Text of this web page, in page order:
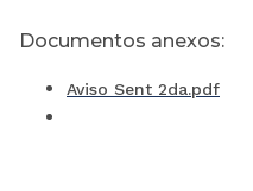
Documentos anexos:
Aviso Sent 2da.pdf